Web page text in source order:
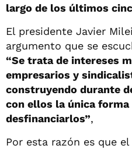
largo de los últimos
El presidente Javier
argumento que se
“Se trata de intereses
empresarios y
construyendo durante
con ellos la única forma
desfinanciarlos”,
Por esta razón es que el